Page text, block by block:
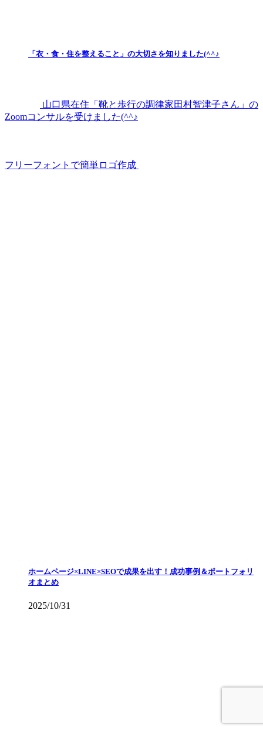
「衣・食・住を整えること」の大切さを知りました(^^♪
山口県在住「靴と歩行の調律家田村智津子さん」の
Zoomコンサルを受けました(^^♪
フリーフォントで簡単ロゴ作成
ホームページ×LINE×SEOで成果を出す！成功事例＆ポートフォリ
オまとめ
2025/10/31